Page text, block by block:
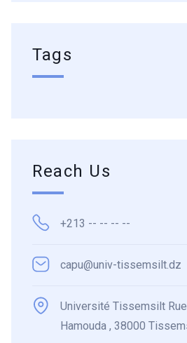
Tags
Reach Us
+213 -- -- -- --
capu@univ-tissemsilt.dz
Université Tissemsilt
Hamouda , 38000